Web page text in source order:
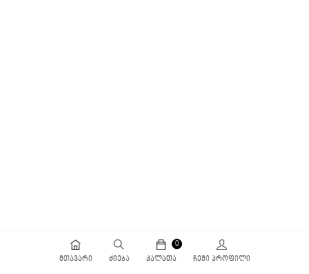
ᲛᲗᲐᲕᲐᲠᲘ ᲫᲘᲔᲑᲐ
0
ᲙᲐᲚᲐᲗᲐ
ᲩᲔᲛᲘ ᲞᲠᲝᲤᲘᲚᲘ